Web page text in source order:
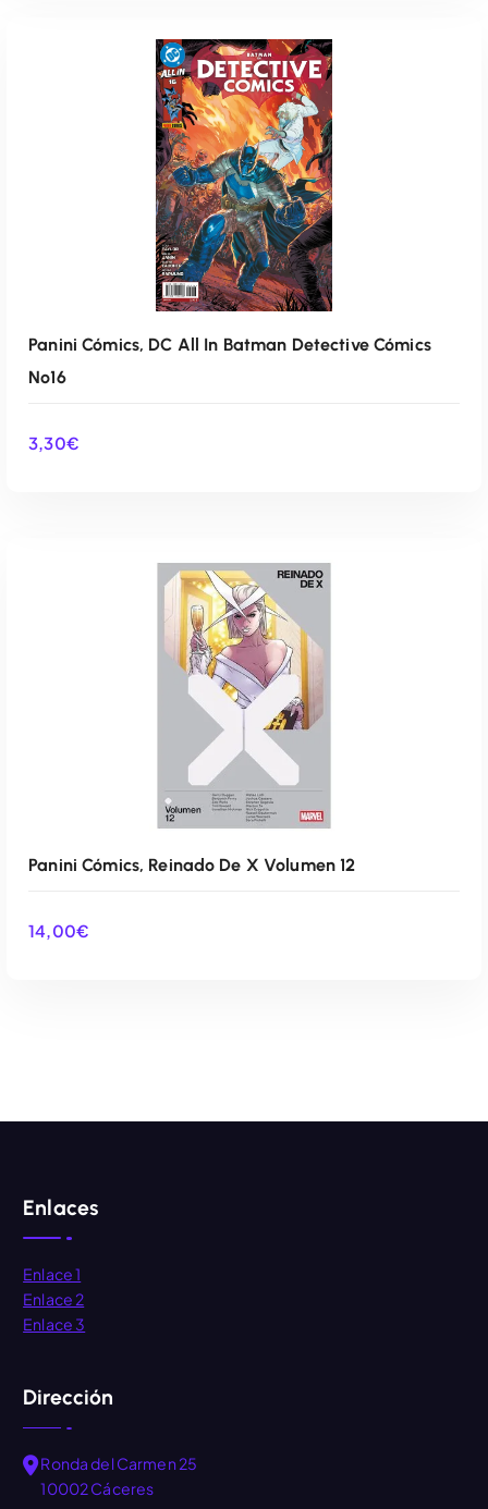
AÑADIR AL CARRITO
Panini Cómics, DC All In Batman Detective Cómics
Nº16
3,30€
Panini Cómics, Reinado De X Volumen 12
14,00€
Enlaces
Enlace 1
Enlace 2
Enlace 3
Dirección
Ronda del Carmen 25
10002 Cáceres